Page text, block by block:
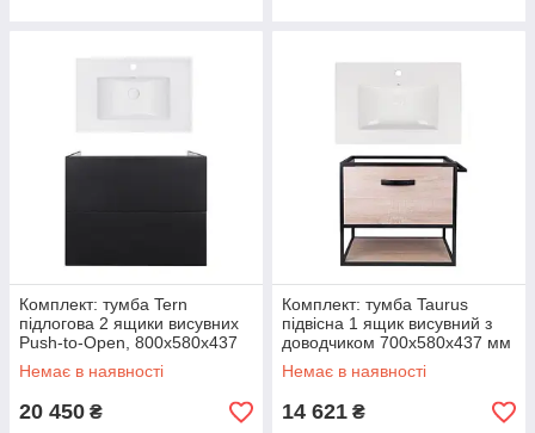
Комплект: тумба Tern
підлогова 2 ящики висувних
Push-to-Open, 800х580х437
мм Matt Black + раковина
Albatross E
Немає в наявності
20 450 ₴
Комплект: тумба Taurus
підвісна 1 ящик висувний з
доводчиком 700х580х437 мм
Whitish OAK + раковина
Albatross
Немає в наявності
14 621 ₴